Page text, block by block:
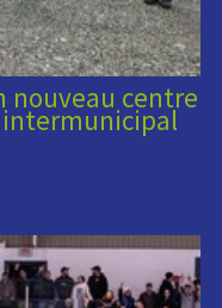
nouveau centre